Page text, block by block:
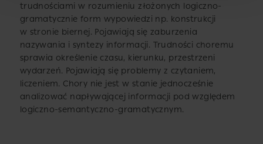
trudnościami w rozumieniu złożonych logiczno-
gramatycznie form wypowiedzi np. konstrukcji
w stronie biernej. Pojawiają się zaburzenia
nazywania i syntezy informacji. Trudności choremu
sprawia określenie czasu, kierunku, przestrzeni
wydarzeń. Pojawiają się problemy z czytaniem,
liczeniem. Chory nie jest w stanie jednocześnie
analizować napływającej informacji pod względem
logiczno-semantyczno-gramatycznym.